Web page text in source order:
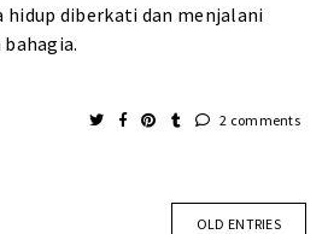
hidup diberkati dan menjalani
2 comments
OLD ENTRIES